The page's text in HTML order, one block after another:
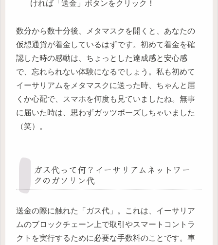
ければ「送金」ボタンをクリック！
数分から数十分後、メタマスクを開くと、あなたの
仮想通貨が着金しているはずです。初めて着金を確
認した時の感動は、ちょっとした達成感と安心感
で、忘れられない体験になるでしょう。私も初めて
イーサリアムをメタマスクに送った時、ちゃんと届
くか心配で、スマホを何度も見ていましたね。無事
に届いた時は、思わずガッツポーズしちゃいました
（笑）。
ガス代って何？イーサリアムネットワー
クのガソリン代
送金の際に触れた「ガス代」。これは、イーサリア
ムのブロックチェーン上で取引やスマートコントラ
クトを実行するために必要な手数料のことです。車